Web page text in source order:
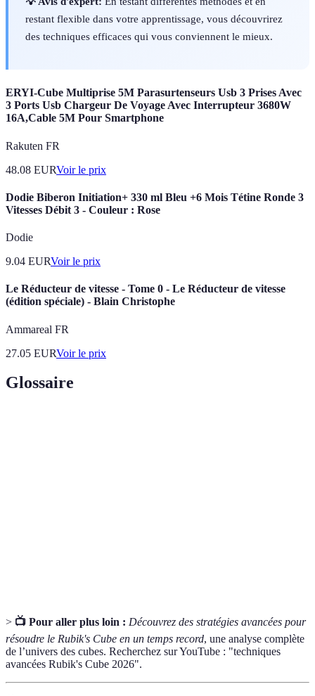
restant flexible dans votre apprentissage, vous découvrirez
des techniques efficaces qui vous conviennent le mieux.
ERYI-Cube Multiprise 5M Parasurtenseurs Usb 3 Prises Avec
3 Ports Usb Chargeur De Voyage Avec Interrupteur 3680W
16A,Cable 5M Pour Smartphone
Rakuten FR
48.08 EURVoir le prix
Dodie Biberon Initiation+ 330 ml Bleu +6 Mois Tétine Ronde 3
Vitesses Débit 3 - Couleur : Rose
Dodie
9.04 EURVoir le prix
Le Réducteur de vitesse - Tome 0 - Le Réducteur de vitesse
(édition spéciale) - Blain Christophe
Ammareal FR
27.05 EURVoir le prix
Glossaire
> 📺 Pour aller plus loin : Découvrez des stratégies avancées pour
résoudre le Rubik's Cube en un temps record, une analyse complète
de l’univers des cubes. Recherchez sur YouTube : "techniques
avancées Rubik's Cube 2026".